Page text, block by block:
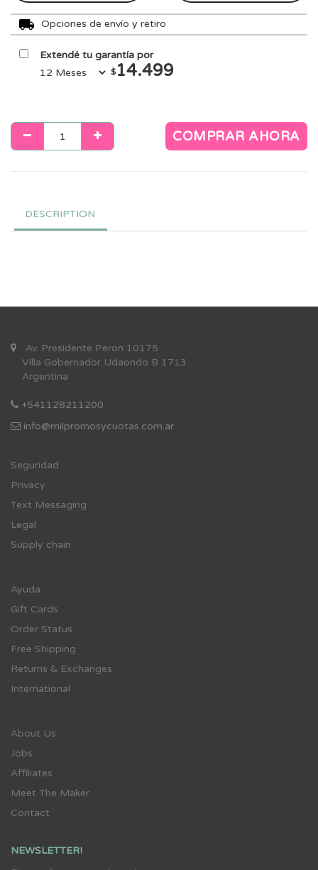
Opciones de envío y retiro
Extendé tu garantía por
$14.499
COMPRAR AHORA
DESCRIPTION
Av. Presidente Peron 10175
Villa Gobernador Udaondo B 1713
Argentina
+541128211200
info@milpromosycuotas.com.ar
Seguridad
Privacy
Text Messaging
Legal
Supply chain
Ayuda
Gift Cards
Order Status
Free Shipping
Returns & Exchanges
International
About Us
Jobs
Affiliates
Meet The Maker
Contact
NEWSLETTER!